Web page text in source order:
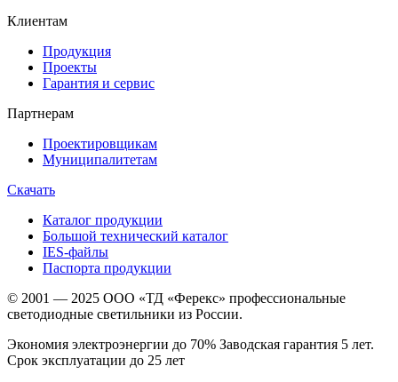
Клиентам
Продукция
Проекты
Гарантия и сервис
Партнерам
Проектировщикам
Муниципалитетам
Скачать
Каталог продукции
Большой технический каталог
IES-файлы
Паспорта продукции
© 2001 — 2025 ООО «ТД «Ферекс» профессиональные
светодиодные светильники из России.
Экономия электроэнергии до 70% Заводская гарантия 5 лет.
Срок эксплуатации до 25 лет